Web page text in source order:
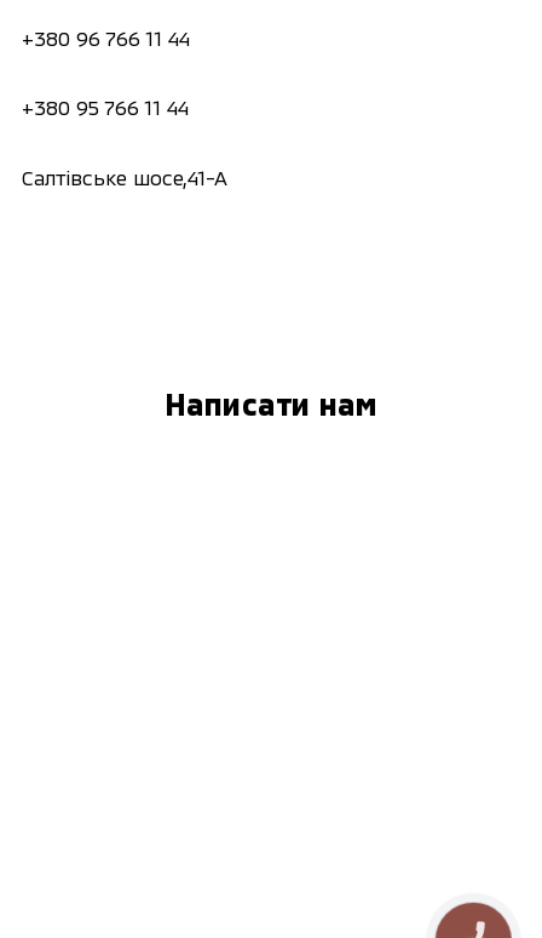
+380 96 766 11 44
+380 95 766 11 44
Салтівське шосе,41-А
Написати нам